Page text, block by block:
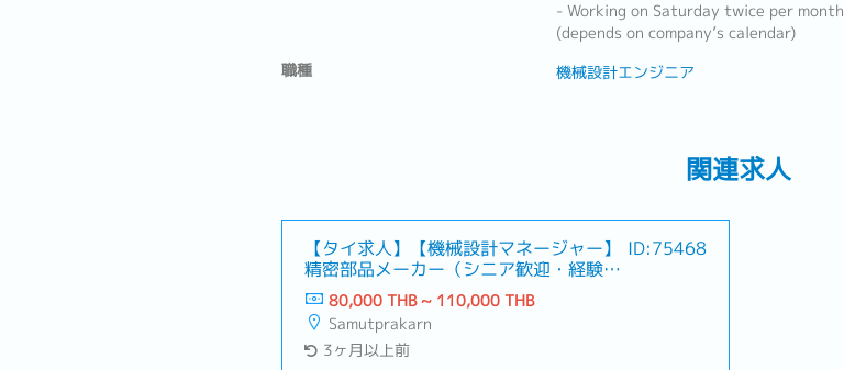
- Working on Saturday twice per month
(depends on company’s calendar)
職種
機械設計エンジニア
関連求人
【タイ求人】【機械設計マネージャー】
精密部品メーカー（シニア歓迎・経験が
活かせる！）
ID:75468
80,000 THB ~ 110,000 THB
Samutprakarn
3ヶ月以上前